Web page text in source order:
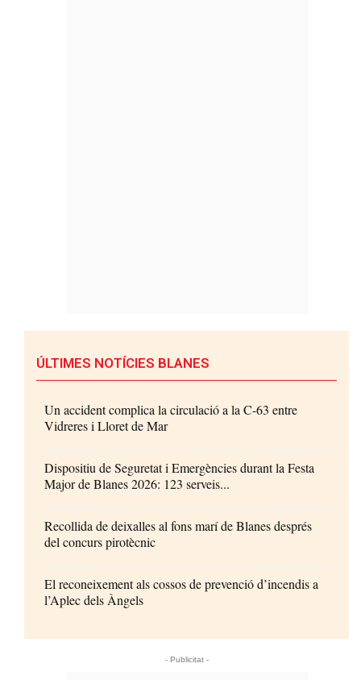
ÚLTIMES NOTÍCIES BLANES
Un accident complica la circulació a la C-63 entre
Vidreres i Lloret de Mar
Dispositiu de Seguretat i Emergències durant la Festa
Major de Blanes 2026: 123 serveis...
Recollida de deixalles al fons marí de Blanes després
del concurs pirotècnic
El reconeixement als cossos de prevenció d’incendis a
l’Aplec dels Àngels
- Publicitat -